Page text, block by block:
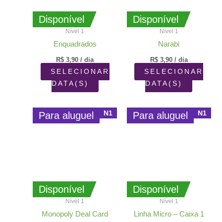
Disponível
Nível 1
Enquadrados
R$ 3,90 / dia
SELECIONAR
DATA(S)
Disponível
Nível 1
Narabi
R$3,90/ dia
SELECIONAR
DATA(S)
Disponível
Para aluguel N1
Nível 1
Monopoly Deal Card
Disponível
Para aluguel N1
Nível 1
Linha Micro – Caixa 1